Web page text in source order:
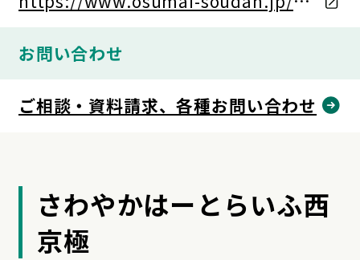
html
お問い合わせ
ご相談・資料請求、各種お問い合わせ
さわやかはーとらいふ西
京極